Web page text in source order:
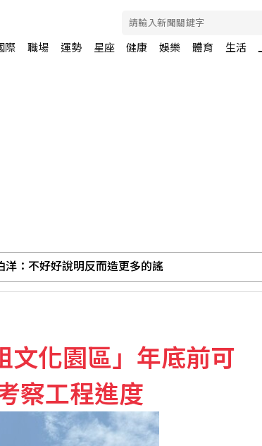
際 職場 運勢 星座 健康 娛樂 體育 生活
：不好好說明反而造更多的謠
友 警起出改造槍彈送辦
爾大學新規禁校內處理野味
文化園區」年底前可
察工程進度